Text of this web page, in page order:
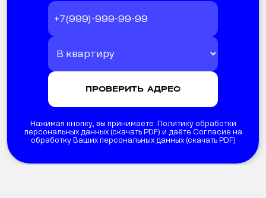
Нажимая кнопку, вы принимаете Политику обработки
персональных данных (скачать PDF) и даёте Согласие на
обработку Ваших персональных данных (скачать PDF)